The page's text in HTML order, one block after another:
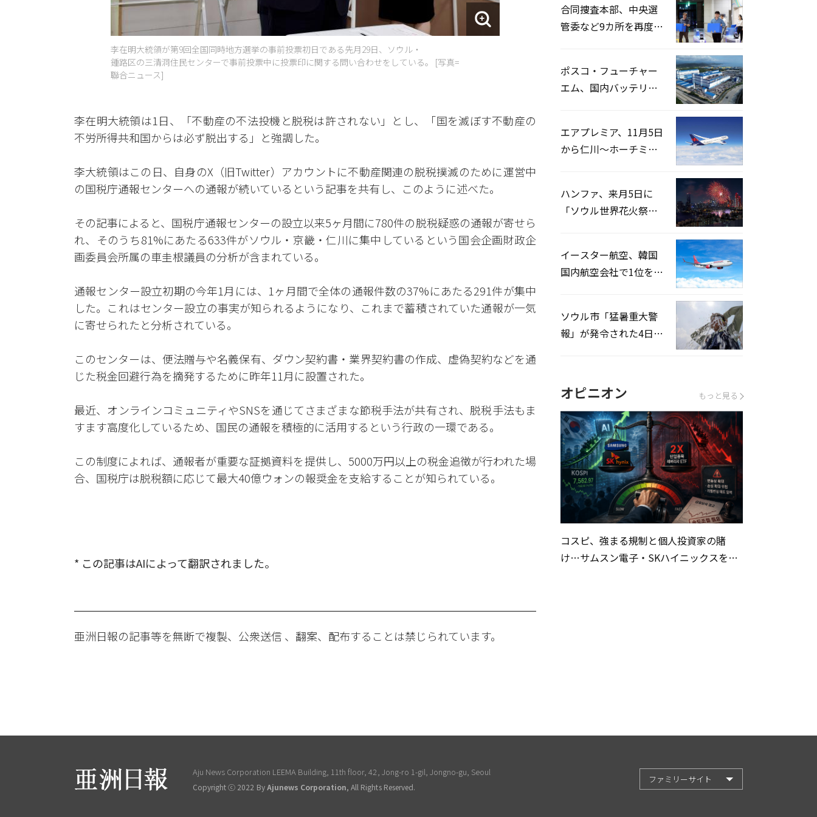
李在明大統領が第9回全国同時地方選挙の事前投票初日である先月29日、ソウル・
鍾路区の三清洞住民センターで事前投票中に投票印に関する問い合わせをしている。 [写真=
聯合ニュース]
李在明大統領は1日、「不動産の不法投機と脱税は許されない」とし、「国を滅ぼす不動産の
不労所得共和国からは必ず脱出する」と強調した。
李大統領はこの日、自身のX（旧Twitter）アカウントに不動産関連の脱税撲滅のために運営中
の国税庁通報センターへの通報が続いているという記事を共有し、このように述べた。
その記事によると、国税庁通報センターの設立以来5ヶ月間に780件の脱税疑惑の通報が寄せら
れ、そのうち81%にあたる633件がソウル・京畿・仁川に集中しているという国会企画財政企
画委員会所属の車圭根議員の分析が含まれている。
通報センター設立初期の今年1月には、1ヶ月間で全体の通報件数の37%にあたる291件が集中
した。これはセンター設立の事実が知られるようになり、これまで蓄積されていた通報が一気
に寄せられたと分析されている。
このセンターは、便法贈与や名義保有、ダウン契約書・業界契約書の作成、虚偽契約などを通
じた税金回避行為を摘発するために昨年11月に設置された。
最近、オンラインコミュニティやSNSを通じてさまざまな節税手法が共有され、脱税手法もま
すます高度化しているため、国民の通報を積極的に活用するという行政の一環である。
この制度によれば、通報者が重要な証拠資料を提供し、5000万円以上の税金追徴が行われた場
合、国税庁は脱税額に応じて最大40億ウォンの報奨金を支給することが知られている。
* この記事はAIによって翻訳されました。
亜洲日報の記事等を無断で複製、公衆送信 、翻案、配布することは禁じられています。
合同捜査本部、中央選
管委など9カ所を再度家
ポスコ・フューチャー
エム、国内バッテリー
エアプレミア、11月5日
から仁川〜ホーチミン
ハンファ、来月5日に
「ソウル世界花火祭り
イースター航空、韓国
国内航空会社で1位を記
ソウル市「猛暑重大警
報」が発令された4日、
オピニオン もっと見る
コスピ、強まる規制と個人投資家の賭
け…サムスン電子・SKハイニックスを巡
ファミリーサイト
Aju News Corporation LEEMA Building, 11th floor, 42, Jong-ro 1-gil, Jongno-gu, Seoul
Copyright ⓒ 2022 ByAjunews Corporation, All Rights Reserved.